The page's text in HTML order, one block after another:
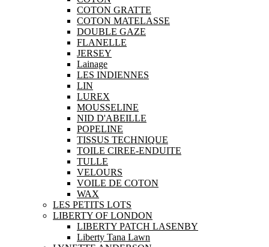
COTON GRATTE
COTON MATELASSE
DOUBLE GAZE
FLANELLE
JERSEY
Lainage
LES INDIENNES
LIN
LUREX
MOUSSELINE
NID D'ABEILLE
POPELINE
TISSUS TECHNIQUE
TOILE CIREE-ENDUITE
TULLE
VELOURS
VOILE DE COTON
WAX
LES PETITS LOTS
LIBERTY OF LONDON
LIBERTY PATCH LASENBY
Liberty Tana Lawn